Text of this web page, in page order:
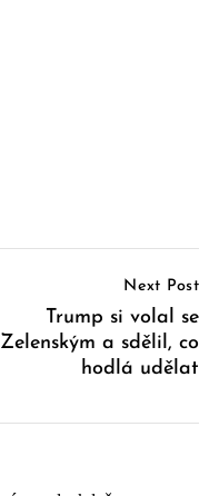
Next Post
Trump si volal se
Zelenským a sdělil, co
hodlá udělat